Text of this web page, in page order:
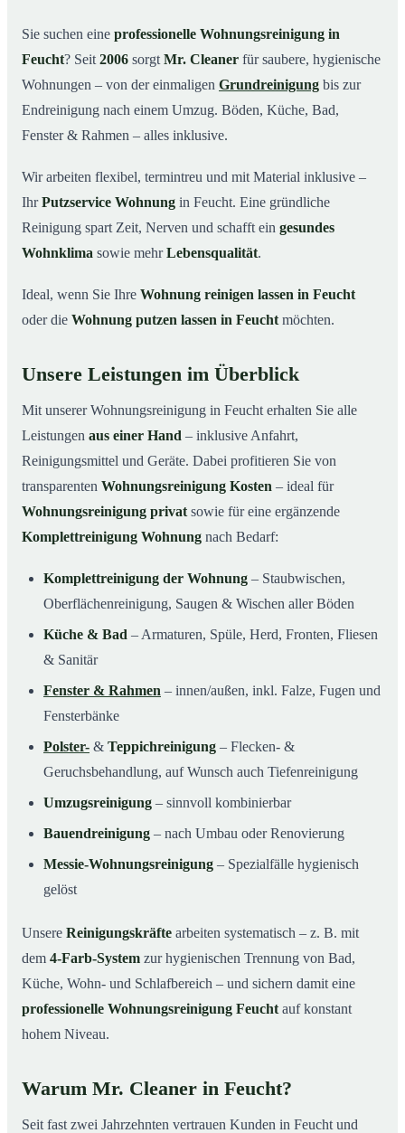
03Warum Mr. Cleaner in Feucht?
04So funktioniert’s
05Typische Anlässe für eine Wohnungsreinigung
08So reinigen unsere Profis Ihre Wohnung in Feucht
Sie suchen eine professionelle Wohnungsreinigung in
Feucht? Seit 2006 sorgt Mr. Cleaner für saubere, hygienische
Wohnungen – von der einmaligen Grundreinigung bis zur
Endreinigung nach einem Umzug. Böden, Küche, Bad,
Fenster & Rahmen – alles inklusive.
Wir arbeiten flexibel, termintreu und mit Material inklusive –
IhrPutzservice Wohnung in Feucht. Eine gründliche
Reinigung spart Zeit, Nerven und schafft ein gesundes
Wohnklima sowie mehrLebensqualität.
Ideal, wenn Sie Ihre Wohnung reinigen lassen in Feucht
oder die Wohnung putzen lassen in Feucht möchten.
Unsere Leistungen im Überblick
Mit unserer Wohnungsreinigung in Feucht erhalten Sie alle
Leistungen aus einer Hand – inklusive Anfahrt,
Reinigungsmittel und Geräte. Dabei profitieren Sie von
transparenten Wohnungsreinigung Kosten – ideal für
Wohnungsreinigung privat sowie für eine ergänzende
Komplettreinigung Wohnung nach Bedarf:
Komplettreinigung der Wohnung – Staubwischen,
Oberflächenreinigung, Saugen & Wischen aller Böden
Küche & Bad – Armaturen, Spüle, Herd, Fronten, Fliesen
& Sanitär
Fenster & Rahmen – innen/außen, inkl. Falze, Fugen und
Fensterbänke
Polster- & Teppichreinigung – Flecken- &
Geruchsbehandlung, auf Wunsch auch Tiefenreinigung
Umzugsreinigung – sinnvoll kombinierbar
Bauendreinigung – nach Umbau oder Renovierung
Messie-Wohnungsreinigung – Spezialfälle hygienisch
gelöst
Unsere Reinigungskräfte arbeiten systematisch – z. B. mit
dem 4-Farb-System zur hygienischen Trennung von Bad,
Küche, Wohn- und Schlafbereich – und sichern damit eine
professionelle Wohnungsreinigung Feucht auf konstant
hohem Niveau.
Warum Mr. Cleaner in Feucht?
Seit fast zwei Jahrzehnten vertrauen Kunden in Feucht und